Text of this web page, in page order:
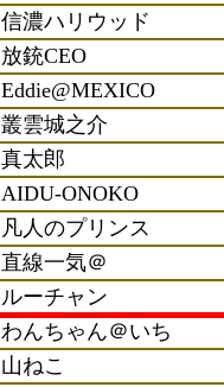
信濃ハリウッド
放銃CEO
Eddie@MEXICO
叢雲城之介
真太郎
AIDU-ONOKO
凡人のプリンス
直線一気＠
ルーチャン
わんちゃん＠いち
山ねこ